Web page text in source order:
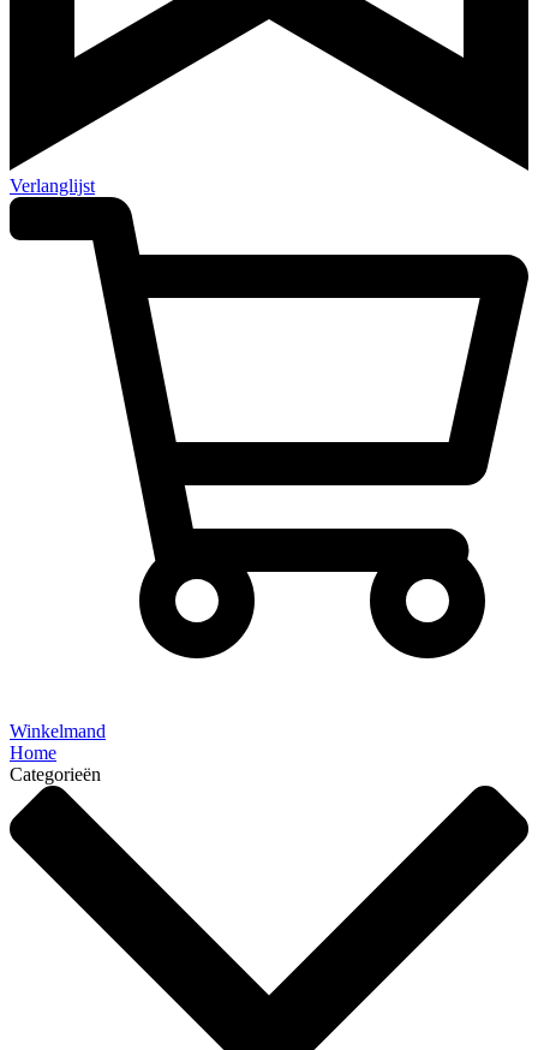
Verlanglijst
Winkelmand
Home
Categorieën